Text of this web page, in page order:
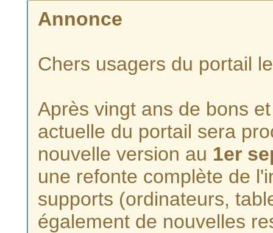
Annonce
Chers usagers du portail
Après vingt ans de bons
actuelle du portail sera
nouvelle version au 1er
une refonte complète de
supports (ordinateurs,
également de nouvelles